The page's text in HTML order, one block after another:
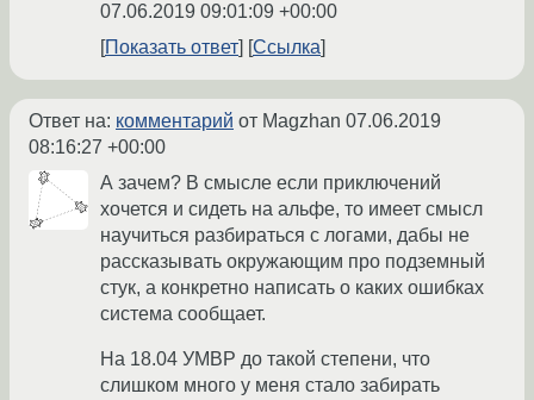
07.06.2019 09:01:09 +00:00
Показать ответ
Ссылка
Ответ на: комментарий от Magzhan 07.06.2019
08:16:27 +00:00
А зачем? В смысле если приключений
хочется и сидеть на альфе, то имеет смысл
научиться разбираться с логами, дабы не
рассказывать окружающим про подземный
стук, а конкретно написать о каких ошибках
система сообщает.
На 18.04 УМВР до такой степени, что
слишком много у меня стало забирать